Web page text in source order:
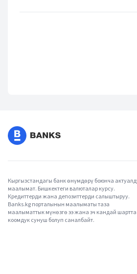
Кыргызстандагы банк өнүмдөрү боюнча
маалымат. Бишкектеги валюталар курсу.
Кредиттерди жана депозиттерди салыштыруу.
Banks.kg порталынын маалыматы таза
маалыматтык мүнөзгө ээ жана эч кандай шартта
коомдук сунуш болуп саналбайт.